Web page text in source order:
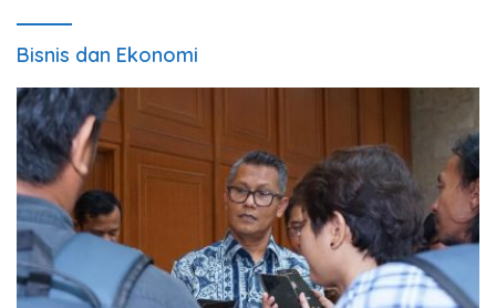
Bisnis dan Ekonomi